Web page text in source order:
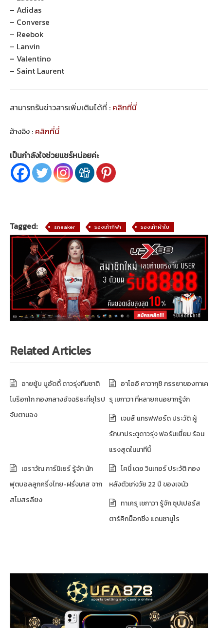
– Adidas
– Converse
– Reebok
– Lanvin
– Valentino
– Saint Laurent
สามารถรับข่าวสารเพิ่มเติมได้ที่ : คลิกที่นี่
อ้างอิง : คลิกที่นี่
เป็นกำลังใจช่วยแชร์หน่อยค่ะ
Tagged: sneaker รองเท้ากีฬา รองเท้าผ้าใบ
Related Articles
อายยู้บ บูอัดดี้ ดาวรุ่งทีมชาติ
โมร็อกโก กองกลางอัจฉริยะที่ยุโรป
จับตามอง
อาโออิ คาวากุชิ ภรรยาของทาเค
รุ เซกาวา ที่หลายคนอยากรู้จัก
เจมส์ แทรฟฟอร์ด ประวัติ ผู้
รักษาประตูดาวรุ่ง ฟอร์มเยี่ยม ร้อน
แรงสุดในนาทีนี้
เอราวัณ การ์นิเยร์ รู้จัก นัก
ฟุตบอลลูกครึ่งไทย-ฝรั่งเศส จาก
สโมสรลียง
โคนี่ เดอ วินเทอร์ ประวัติ กอง
หลังตัวเก่งวัย 22 ปี ของเจนัว
ทาเครุ เซกาวา รู้จัก ซุปเปอร์ส
ตาร์คิกบ็อกซิ่ง แดนซามูไร